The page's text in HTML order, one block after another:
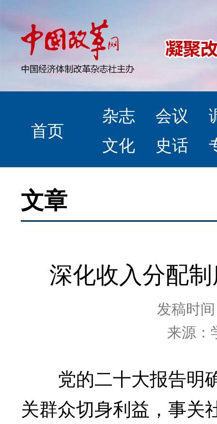
首页
杂志 会议
文化
史话
文章
深化收入分配
发稿时
来源：
党的二十大报告明
关群众切身利益，事关